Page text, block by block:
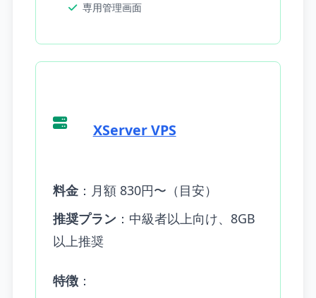
専用管理画面
XServer VPS
料金 ：月額 830円〜（目安）
推奨プラン ：中級者以上向け、8GB
以上推奨
特徴 ：